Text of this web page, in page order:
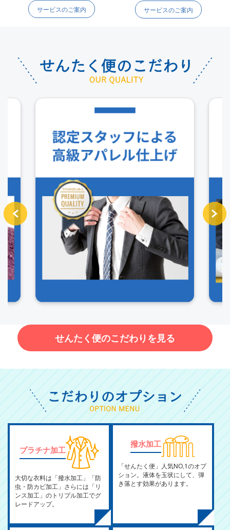
サービスのご案内 サービスのご案内
せんたく便のこだわりを見る
プラチナ加工
大切な衣料は「撥水加工」「防
虫・防カビ加工」さらには「リ
ンス加工」のトリプル加工でグ
レードアップ。
撥水加工
「せんたく便」人気NO,1のオプ
ション。液体を玉状にして、弾
き落とす効果があります。